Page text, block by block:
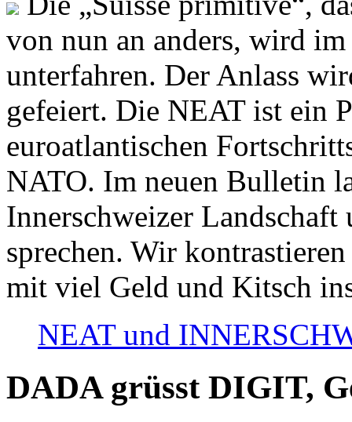
von nun an anders, wird
unterfahren. Der Anlass
gefeiert. Die NEAT ist ein
euroatlantischen
NATO. Im neuen Bulletin
Innerschweizer
sprechen. Wir
mit viel Geld und Kitsch
NEAT und
DADA grüsst DIGIT,